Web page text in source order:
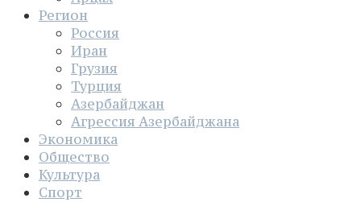
Регион
Россия
Иран
Грузия
Турция
Азербайджан
Агрессия Азербайджана
Экономика
Общество
Культура
Спорт